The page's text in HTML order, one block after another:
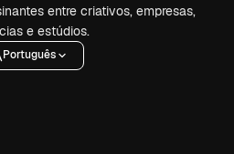
entre criativos, empresas,
e estúdios.
Português